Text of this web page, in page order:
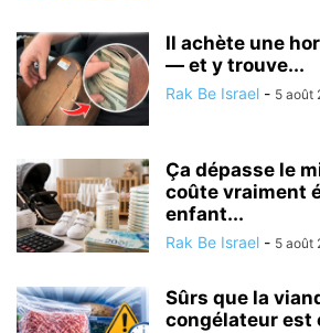
Il achète une
— et y trouve...
Rak Be Israel - 5 août
Ça dépasse le
coûte vraiment
enfant...
Rak Be Israel - 5 août
Sûrs que la
congélateur est